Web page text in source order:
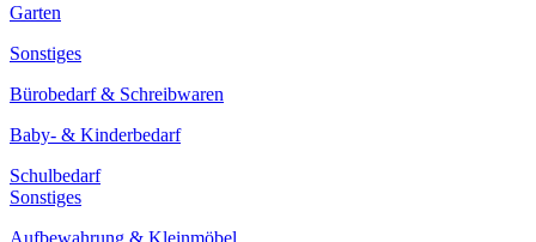
Garten
Sonstiges
Bürobedarf & Schreibwaren
Baby- & Kinderbedarf
Schulbedarf
Sonstiges
Aufbewahrung & Kleinmöbel